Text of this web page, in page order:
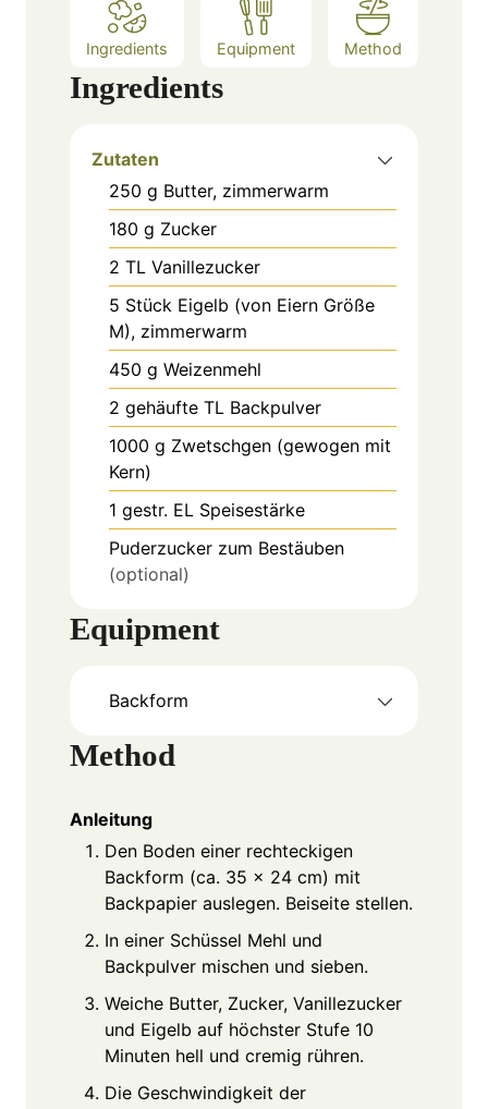
s
Ingredients Equipment Method
Ingredients
Zutaten
250 g Butter, zimmerwarm
180 g Zucker
2 TL Vanillezucker
5 Stück Eigelb (von Eiern Größe
M), zimmerwarm
450 g Weizenmehl
2 gehäufte TL Backpulver
1000 g Zwetschgen (gewogen mit
Kern)
1 gestr. EL Speisestärke
Puderzucker zum Bestäuben
(optional)
Equipment
Backform
Method
Anleitung
Den Boden einer rechteckigen
Backform (ca. 35 x 24 cm) mit
Backpapier auslegen. Beiseite stellen.
In einer Schüssel Mehl und
Backpulver mischen und sieben.
Weiche Butter, Zucker, Vanillezucker
und Eigelb auf höchster Stufe 10
Minuten hell und cremig rühren.
Die Geschwindigkeit der